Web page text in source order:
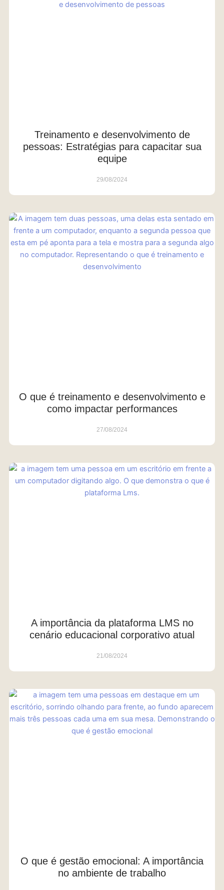
Treinamento e desenvolvimento de
pessoas: Estratégias para capacitar sua
equipe
29/08/2024
O que é treinamento e desenvolvimento e
como impactar performances
27/08/2024
A importância da plataforma LMS no
cenário educacional corporativo atual
21/08/2024
O que é gestão emocional: A importância
no ambiente de trabalho